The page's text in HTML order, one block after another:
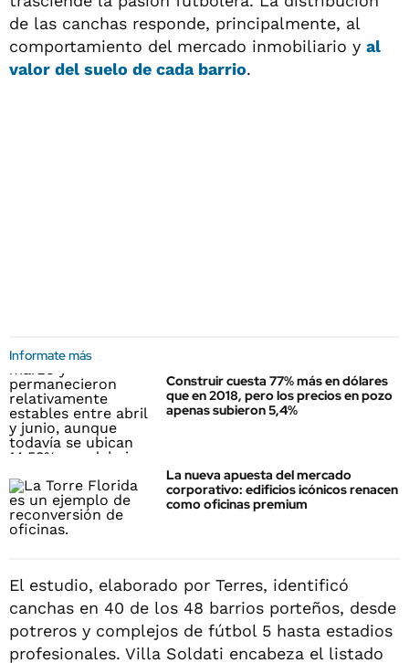
de las canchas responde, principalmente, al
comportamiento del mercado inmobiliario y al
valor del suelo de cada barrio.
Informate más
Construir cuesta 77% más en dólares
que en 2018, pero los precios en pozo
apenas subieron 5,4%
La nueva apuesta del mercado
corporativo: edificios icónicos renacen
como oficinas premium
El estudio, elaborado por Terres, identificó
canchas en 40 de los 48 barrios porteños, desde
potreros y complejos de fútbol 5 hasta estadios
profesionales. Villa Soldati encabeza el listado